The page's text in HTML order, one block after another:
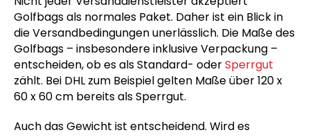
Golfbags als normales Paket. Daher ist ein Blick in
die Versandbedingungen unerlässlich. Die Maße des
Golfbags – insbesondere inklusive Verpackung –
entscheiden, ob es als Standard- oderSperrgut
zählt. Bei DHL zum Beispiel gelten Maße über 120 x
60 x 60 cm bereits als Sperrgut.
Auch das Gewicht ist entscheidend. Wird es